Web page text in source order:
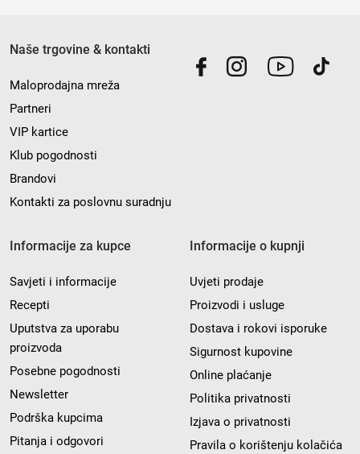
Naše trgovine & kontakti
Maloprodajna mreža
Partneri
VIP kartice
Klub pogodnosti
Brandovi
Kontakti za poslovnu suradnju
Informacije za kupce
Savjeti i informacije
Recepti
Uputstva za uporabu
proizvoda
Posebne pogodnosti
Newsletter
Podrška kupcima
Pitanja i odgovori
Informacije o kupnji
Uvjeti prodaje
Proizvodi i usluge
Dostava i rokovi isporuke
Sigurnost kupovine
Online plaćanje
Politika privatnosti
Izjava o privatnosti
Pravila o korištenju kolačića